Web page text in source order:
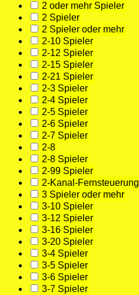
2 oder mehr Spieler
2 Spieler
2 Spieler oder mehr
2-10 Spieler
2-12 Spieler
2-15 Spieler
2-21 Spieler
2-3 Spieler
2-4 Spieler
2-5 Spieler
2-6 Spieler
2-7 Spieler
2-8
2-8 Spieler
2-99 Spieler
2-Kanal-Fernsteuerung
3 Spieler oder mehr
3-10 Spieler
3-12 Spieler
3-16 Spieler
3-20 Spieler
3-4 Spieler
3-5 Spieler
3-6 Spieler
3-7 Spieler